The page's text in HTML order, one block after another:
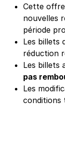
Cette
nouvelles
période
Les billets
réduction
Les billets
pas
Les
conditions